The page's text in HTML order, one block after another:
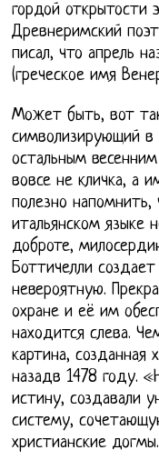
гордой открытости
Древнеримский
писал, что апрель
(греческое имя
Может быть, вот
символизирующий в
остальным
вовсе не кличка, а
полезно напомнить,
итальянском языке
доброте,
Боттичелли
невероятную.
охране и её им
находится слева.
картина,
назадв 1478 году.
истину, создавали
систему,
христианские догмы.